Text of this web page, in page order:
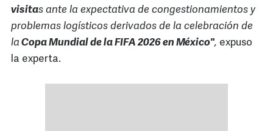
visitas ante la expectativa de congestionamientos y
problemas logísticos derivados de la celebración de
la Copa Mundial de la FIFA 2026 en México", expuso
la experta.